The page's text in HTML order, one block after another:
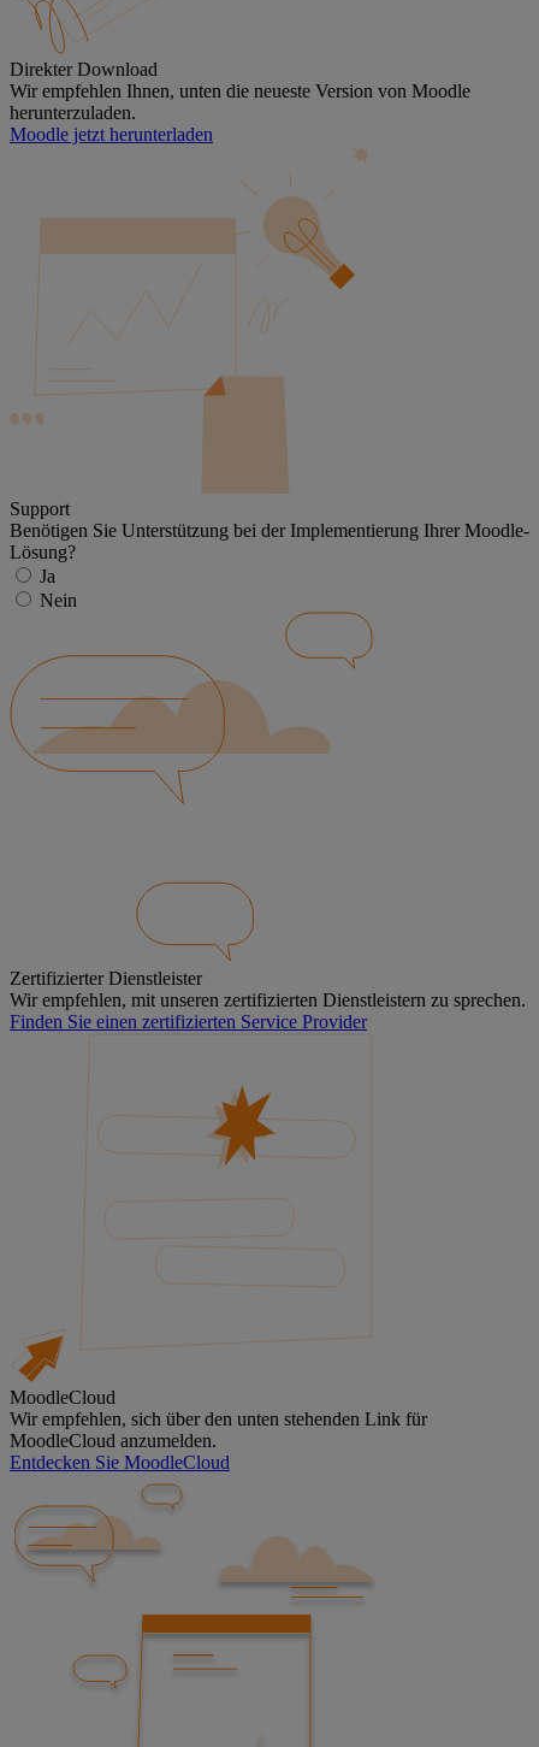
Direkter Download
Wir empfehlen Ihnen, unten die neueste Version von Moodle
herunterzuladen.
Moodle jetzt herunterladen
Support
Benötigen Sie Unterstützung bei der Implementierung Ihrer Moodle-
Lösung?
Ja
Nein
Zertifizierter Dienstleister
Wir empfehlen, mit unseren zertifizierten Dienstleistern zu sprechen.
Finden Sie einen zertifizierten Service Provider
MoodleCloud
Wir empfehlen, sich über den unten stehenden Link für
MoodleCloud anzumelden.
Entdecken Sie MoodleCloud